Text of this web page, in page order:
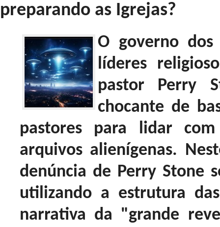
preparando as Igrejas?
O governo dos
líderes
pastor Perry
chocante de
pastores para lidar
arquivos alienígenas.
denúncia de Perry Stone
utilizando a estrutura
narrativa da "grande